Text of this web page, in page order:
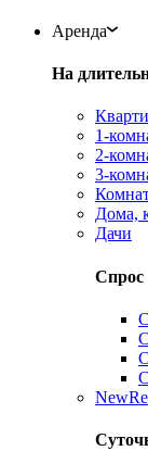
Аренда
На
1-
2-
3-
Дома,
Дачи
Спрос
New